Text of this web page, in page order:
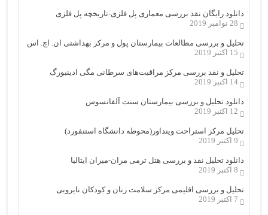
دانلود رایگان نقد بررسی معماری پل فلزی-تاریخچه پل فلزی
28 نوامبر 2019
تحلیل و بررسی مطالعات بیمارستان پول و مرکز بهداشتی ان. اچ. اس
15 اکتبر 2019
تحلیل و نقد بررسی مرکز مراقبت‌های سرطانی مگی ادینبورگ
14 اکتبر 2019
دانلود تحلیل و بررسی بیمارستان سنت آلفانسوس
12 اکتبر 2019
تحلیل مرکز استراحت وینداور(محوطه دانشگاه استنفورد)
9 اکتبر 2019
دانلود تحلیل نقد و بررسی هتل ترمی مران-میران ایتالیا
8 اکتبر 2019
تحلیل و بررسی اقلیمی مرکز سلامت زنان و کودکان نایروبی
7 اکتبر 2019